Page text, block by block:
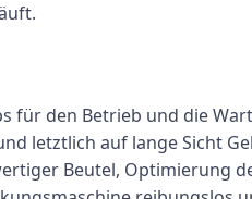
für den Betrieb und die
letztlich auf lange Sicht
Beutel, Optimierung